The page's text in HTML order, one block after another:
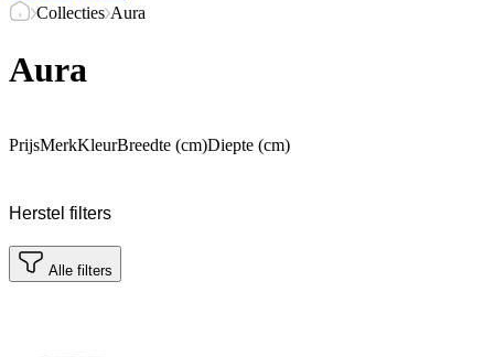
Collecties Aura
Aura
PrijsMerkKleurBreedte (cm)Diepte (cm)
Herstel filters
Alle filters